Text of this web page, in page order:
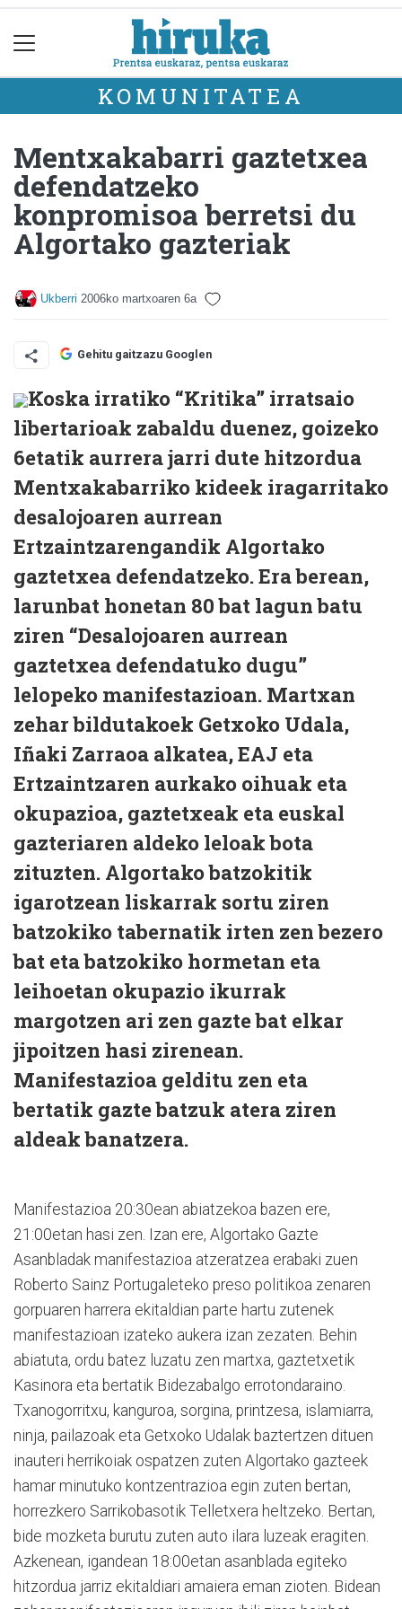
KOMUNITATEA
Mentxakabarri gaztetxea
defendatzeko
konpromisoa berretsi du
Algortako gazteriak
Ukberri 2006ko martxoaren 6a
Gehitu gaitzazu Googlen
Koska irratiko “Kritika” irratsaio
libertarioak zabaldu duenez, goizeko
6etatik aurrera jarri dute hitzordua
Mentxakabarriko kideek iragarritako
desalojoaren aurrean
Ertzaintzarengandik Algortako
gaztetxea defendatzeko. Era berean,
larunbat honetan 80 bat lagun batu
ziren “Desalojoaren aurrean
gaztetxea defendatuko dugu”
lelopeko manifestazioan. Martxan
zehar bildutakoek Getxoko Udala,
Iñaki Zarraoa alkatea, EAJ eta
Ertzaintzaren aurkako oihuak eta
okupazioa, gaztetxeak eta euskal
gazteriaren aldeko leloak bota
zituzten. Algortako batzokitik
igarotzean liskarrak sortu ziren
batzokiko tabernatik irten zen bezero
bat eta batzokiko hormetan eta
leihoetan okupazio ikurrak
margotzen ari zen gazte bat elkar
jipoitzen hasi zirenean.
Manifestazioa gelditu zen eta
bertatik gazte batzuk atera ziren
aldeak banatzera.
Manifestazioa 20:30ean abiatzekoa bazen ere,
21:00etan hasi zen. Izan ere, Algortako Gazte
Asanbladak manifestazioa atzeratzea erabaki zuen
Roberto Sainz Portugaleteko preso politikoa zenaren
gorpuaren harrera ekitaldian parte hartu zutenek
manifestazioan izateko aukera izan zezaten. Behin
abiatuta, ordu batez luzatu zen martxa, gaztetxetik
Kasinora eta bertatik Bidezabalgo errotondaraino.
Txanogorritxu, kanguroa, sorgina, printzesa, islamiarra,
ninja, pailazoak eta Getxoko Udalak baztertzen dituen
inauteri herrikoiak ospatzen zuten Algortako gazteek
hamar minutuko kontzentrazioa egin zuten bertan,
horrezkero Sarrikobasotik Telletxera heltzeko. Bertan,
bide mozketa burutu zuten auto ilara luzeak eragiten.
Azkenean, igandean 18:00etan asanblada egiteko
hitzordua jarriz ekitaldiari amaiera eman zioten. Bidean